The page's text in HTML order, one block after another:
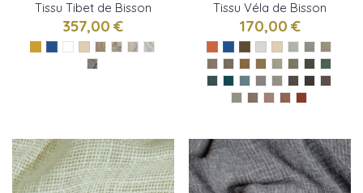
Tissu Tibet de Bisson
Bruneel
357,00 €
Tissu Véla de Bisson
Bruneel
170,00 €